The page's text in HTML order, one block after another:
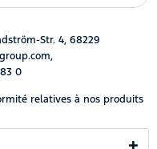
Str. 4, 68229
0
relatives à nos produits